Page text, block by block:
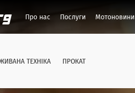
Про нас Послуги Мотоновини
ТЕХНІКА ПРОКАТ